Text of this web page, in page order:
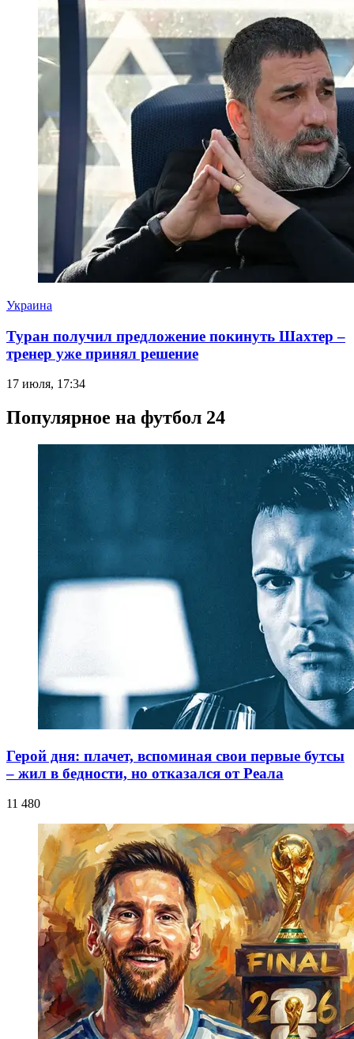
Украина
Туран получил предложение покинуть Шахтер –
тренер уже принял решение
17 июля, 17:34
Популярное на футбол 24
Герой дня: плачет, вспоминая свои первые бутсы
– жил в бедности, но отказался от Реала
11 480